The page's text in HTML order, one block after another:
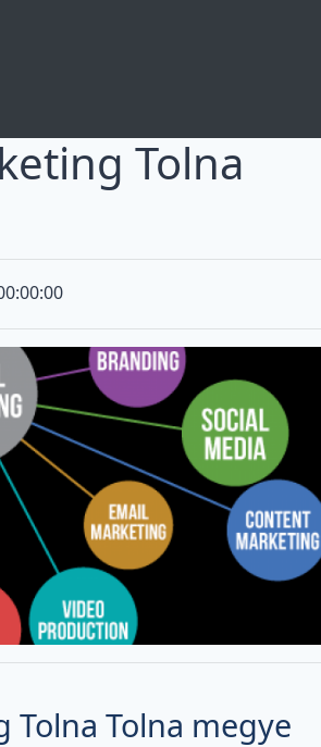
Tolna
Tolna megye